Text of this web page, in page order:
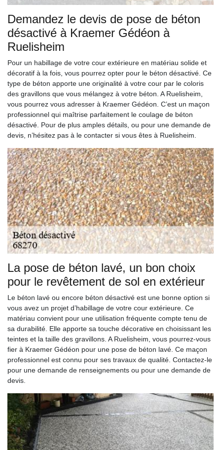
Demandez le devis de pose de béton
désactivé à Kraemer Gédéon à
Ruelisheim
Pour un habillage de votre cour extérieure en matériau solide et
décoratif à la fois, vous pourrez opter pour le béton désactivé. Ce
type de béton apporte une originalité à votre cour par le coloris
des gravillons que vous mélangez à votre béton. A Ruelisheim,
vous pourrez vous adresser à Kraemer Gédéon. C’est un maçon
professionnel qui maîtrise parfaitement le coulage de béton
désactivé. Pour de plus amples détails, ou pour une demande de
devis, n’hésitez pas à le contacter si vous êtes à Ruelisheim.
La pose de béton lavé, un bon choix
pour le revêtement de sol en extérieur
Le béton lavé ou encore béton désactivé est une bonne option si
vous avez un projet d’habillage de votre cour extérieure. Ce
matériau convient pour une utilisation fréquente compte tenu de
sa durabilité. Elle apporte sa touche décorative en choisissant les
teintes et la taille des gravillons. A Ruelisheim, vous pourrez-vous
fier à Kraemer Gédéon pour une pose de béton lavé. Ce maçon
professionnel est connu pour ses travaux de qualité. Contactez-le
pour une demande de renseignements ou pour une demande de
devis.